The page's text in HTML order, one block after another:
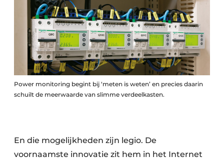
Power monitoring begint bij ‘meten is weten’ en precies daarin
schuilt de meerwaarde van slimme verdeelkasten.
En die mogelijkheden zijn legio. De
voornaamste innovatie zit hem in het Internet